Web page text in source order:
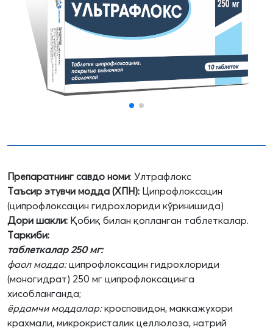
Препаратнинг савдо номи: Ултрафлокс
Таъсир этувчи модда (ХПН): Ципрофлоксацин
(ципрофлоксацин гидрохлориди кўринишида)
Дори шакли: Қобиқ билан қопланган таблеткалар.
Таркиби:
таблеткалар 250 мг:
фаол модда:ципрофлоксацин гидрохлориди
(моногидрат) 250 мг ципрофлоксацинга
хисобланганда;
ёрдамчи моддалар:кросповидон, маккажухори
крахмали, микрокристалик целлюлоза, натрий